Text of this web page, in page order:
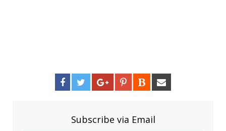
Subscribe via Email